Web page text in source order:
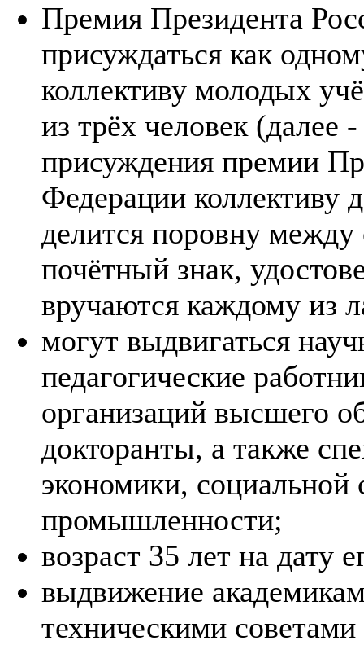
Премия Президента
присуждаться как
коллективу молодых
из трёх человек (далее
присуждения премии
Федерации коллективу
делится поровну
почётный знак,
вручаются каждому из
могут выдвигаться
педагогические
организаций высшего
докторанты, а также
экономики,
промышленности;
возраст 35 лет на дату
выдвижение
техническими